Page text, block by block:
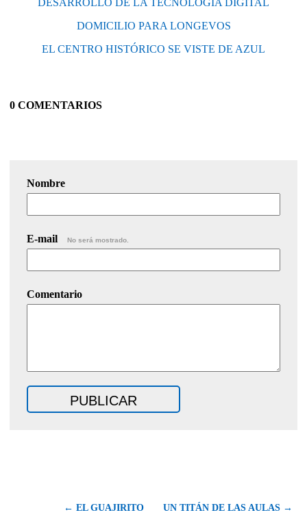
DOMICILIO PARA LONGEVOS
EL CENTRO HISTÓRICO SE VISTE DE AZUL
0 COMENTARIOS
Nombre
E-mail No será mostrado.
Comentario
← EL GUAJIRITO UN TITÁN DE LAS AULAS →